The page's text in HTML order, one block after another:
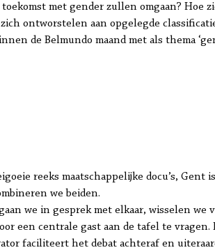
met gender zullen omgaan? Hoe
ontworstelen aan opgelegde
de Belmundo maand met als thema
reeks maatschappelijke docu’s,
we beiden.
we in gesprek met elkaar, wisselen
een centrale gast aan de tafel te
faciliteert het debat achteraf en